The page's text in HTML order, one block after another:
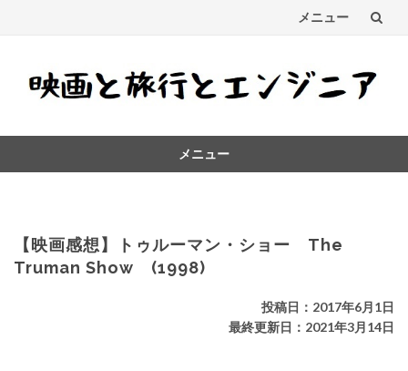
メニュー
ス
メニュー
【映画感想】トゥルーマン・ショー The
Truman Show (1998)
投稿日：2017年6月1日
最終更新日：2021年3月14日